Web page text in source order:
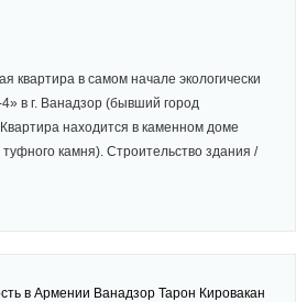
квaртира в самом начале экологически
в г. Ванадзор (бывший город
находится в каменном доме
камня). Строительство здания /